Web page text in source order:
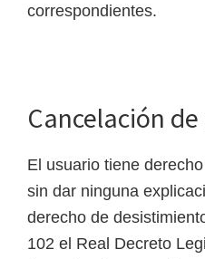
correspondientes.
Cancelación
El usuario tiene
sin dar ninguna
derecho de
102 el Real Decreto